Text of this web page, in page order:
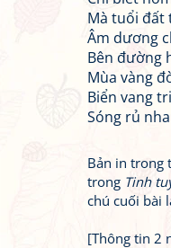
Mà tuổi đất
Âm dương
Bên đường
Mùa vàng
Biển vang
Sóng rủ
Bản in trong
trong Tinh
chú cuối bài
[Thông tin 2